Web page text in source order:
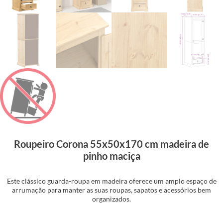
Roupeiro Corona 55x50x170 cm madeira de
pinho maciça
Este clássico guarda-roupa em madeira oferece um amplo espaço de
arrumação para manter as suas roupas, sapatos e acessórios bem
organizados.